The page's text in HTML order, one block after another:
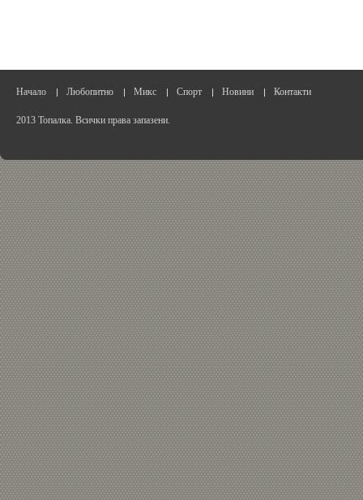
Начало Любопитно Микс Спорт Новини Контакти
2013 Топалка. Всички права запазени.